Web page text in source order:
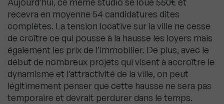
recevra en moyenne 54 candidatures dites
complètes. La tension locative sur la ville ne cesse
de croître ce qui pousse à la hausse les loyers mais
également les prix de l’immobilier. De plus, avec le
début de nombreux projets qui visent à accroître le
dynamisme et l’attractivité de la ville, on peut
légitimement penser que cette hausse ne sera pas
temporaire et devrait perdurer dans le temps.